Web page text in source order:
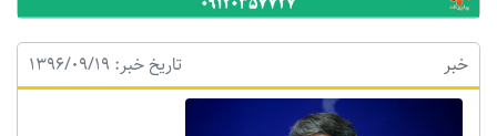
خبر تاریخ خبر: 1396/09/19